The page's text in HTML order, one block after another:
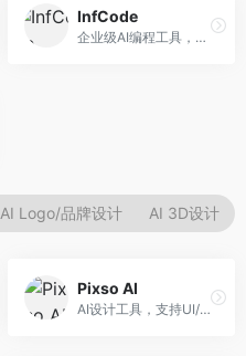
InfCode
企业级AI编程工具，专注于团队协作开发。面向企业开发团队，提供代码生成、代码审查、团队协作等服务，企业级功能完善。
AI Logo/品牌设计 AI 3D设计
Pixso AI
AI设计工具，支持UI/UX设计全流程。面向设计师和产品团队，提供界面生成、设计优化、协作评审等服务，国产替代方案，团队协作便捷。